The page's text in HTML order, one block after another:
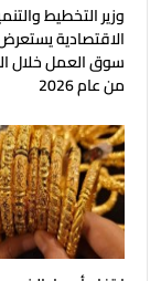
وزير التخطيط
الاقتصادية
سوق العمل خلال
من عام 2026